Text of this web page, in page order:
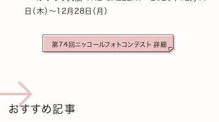
日（木）～12月28日（月）
第74回ニッコールフォトコンテスト 詳細
おすすめ記事